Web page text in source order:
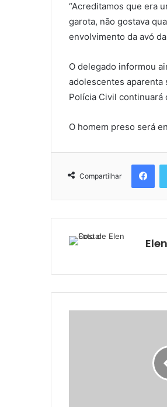
“Acreditamos que era
garota, não gostava
envolvimento da avó
O delegado informou
adolescentes aparenta
Polícia Civil
O homem preso será
Compartilhar